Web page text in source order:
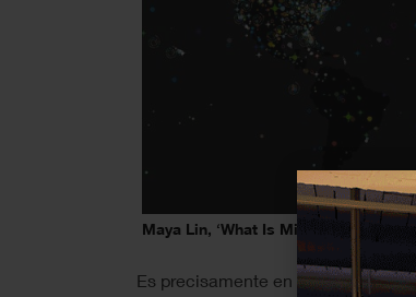
Maya Lin, ‘What Is Missing?’, 2021.
Es precisamente en el